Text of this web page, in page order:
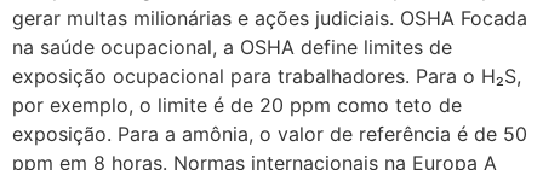
gerar multas milionárias e ações judiciais. OSHA Focada
na saúde ocupacional, a OSHA define limites de
exposição ocupacional para trabalhadores. Para o H₂S,
por exemplo, o limite é de 20 ppm como teto de
exposição. Para a amônia, o valor de referência é de 50
ppm em 8 horas. Normas internacionais na Europa A